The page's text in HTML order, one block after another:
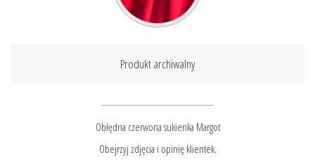
Produkt archiwalny
Obłędna czerwona sukienka Margot
Obejrzyj zdjęcia i opinię klientek.